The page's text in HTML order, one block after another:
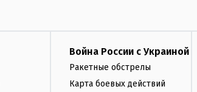
Война России с Украиной
Ракетные обстрелы
Карта боевых действий